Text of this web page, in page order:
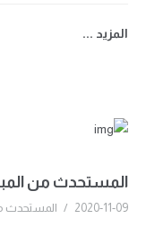
المزيد ...
المستحدث من
2020-11-09
/ المستحدث